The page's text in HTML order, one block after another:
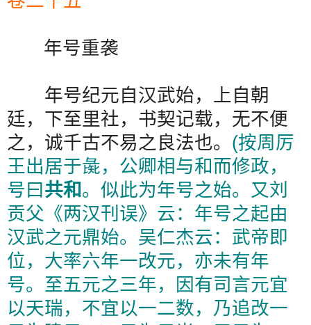
年号重袭
年号纪元自汉武始，上自朝
廷，下至里社，书契记载，无不便
之，诚千古不易之良法也。 (按周厉
王出居于彘，公卿相与和而修政，
号曰 共和 。似此为年号之始。又刘
贡父《两汉刊误》云：年号之起由
汉武之元鼎始。吴仁杰云：武帝即
位，大率六年一改元，亦未有年
号。至五元之三年，因有司言元宜
以天瑞，不宜以一二数，乃追改一